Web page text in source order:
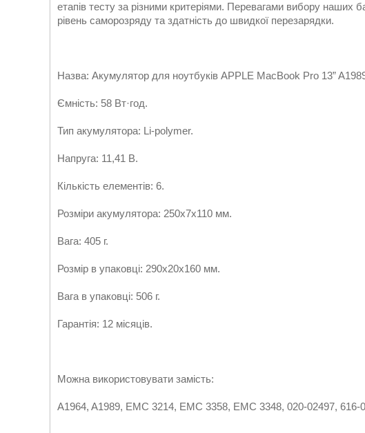
етапів тесту за різними критеріями. Перевагами вибору наших
рівень саморозряду та здатність до швидкої перезарядки.
Назва: Акумулятор для ноутбуків APPLE MacBook Pro 13”
Ємність: 58 Вт·год.
Тип акумулятора: Li-polymer.
Напруга: 11,41 В.
Кількість елементів: 6.
Розміри акумулятора: 250x7x110 мм.
Вага: 405 г.
Розмір в упаковці: 290x20x160 мм.
Вага в упаковці: 506 г.
Гарантія: 12 місяців.
Можна використовувати замість:
A1964, A1989, EMC 3214, EMC 3358, EMC 3348, 020-02497, 616-